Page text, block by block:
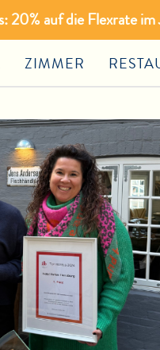
20% auf die Flexrate
ZIMMER